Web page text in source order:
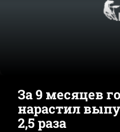
За 9 месяцев
нарастил
2,5 раза